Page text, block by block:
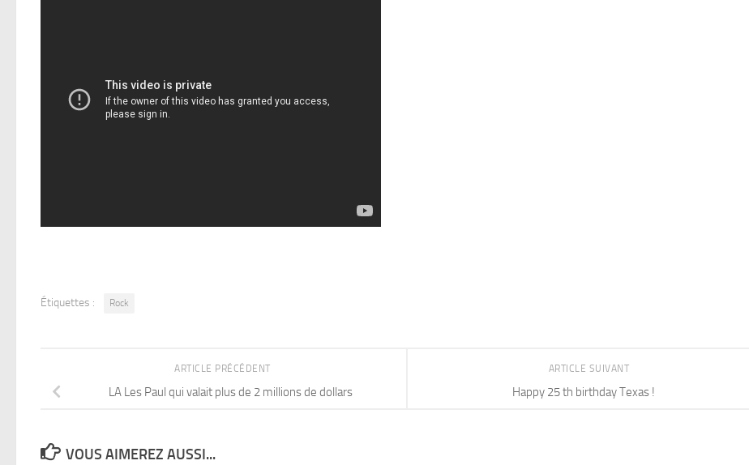
Étiquettes : Rock
ARTICLE SUIVANT
Happy 25 th birthday Texas !
ARTICLE PRÉCÉDENT
LA Les Paul qui valait plus de 2 millions de dollars
VOUS AIMEREZ AUSSI...